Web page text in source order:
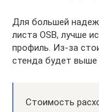
Для большей
листа OSB, лучше
профиль. Из-за
стенда будет выше
Стоимость